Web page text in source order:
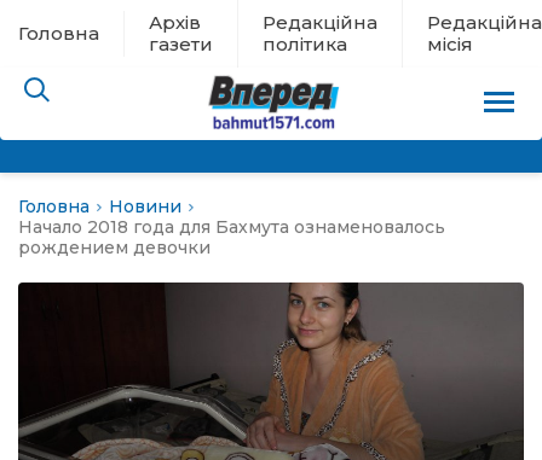
Головна
Архів
газети
Редакційна
політика
Редакційна
місія
евакуації
новини
Головна
Новини
Начало 2018 года для Бахмута ознаменовалось
рождением девочки